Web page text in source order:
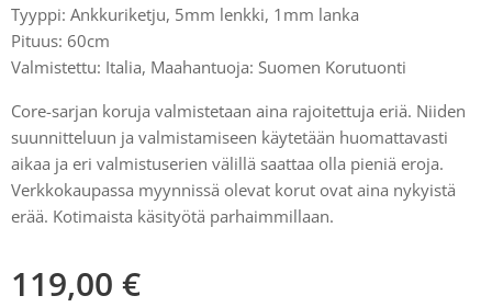
Tyyppi: Ankkuriketju, 5mm lenkki, 1mm lanka
Pituus: 60cm
Valmistettu: Italia, Maahantuoja: Suomen Korutuonti
Core-sarjan koruja valmistetaan aina rajoitettuja eriä. Niiden
suunnitteluun ja valmistamiseen käytetään huomattavasti
aikaa ja eri valmistuserien välillä saattaa olla pieniä eroja.
Verkkokaupassa myynnissä olevat korut ovat aina nykyistä
erää. Kotimaista käsityötä parhaimmillaan.
119,00 €